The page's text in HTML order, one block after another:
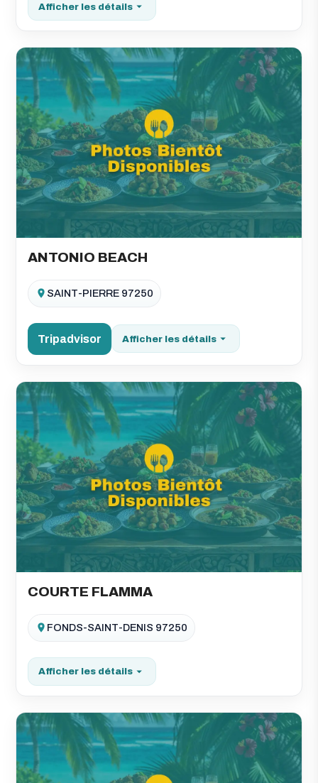
Afficher les détails
ANTONIO BEACH
SAINT-PIERRE 97250
Tripadvisor Afficher les détails
COURTE FLAMMA
FONDS-SAINT-DENIS 97250
Afficher les détails